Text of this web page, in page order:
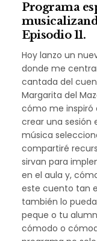
Programa
Episodio 11.
Hoy lanzo un
donde me
cantada del
Margarita del
cómo me inspiró
crear una sesión
música
compartiré
sirvan para
en el aula y,
este cuento tan
también lo
peque o tu
cómodo o